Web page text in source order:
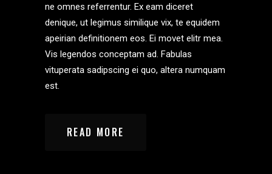
ne omnes referrentur. Ex eam diceret
denique, ut legimus similique vix, te equidem
apeirian definitionem eos. Ei movet elitr mea.
Vis legendos conceptam ad. Fabulas
vituperata sadipscing ei quo, altera numquam
est.
READ MORE